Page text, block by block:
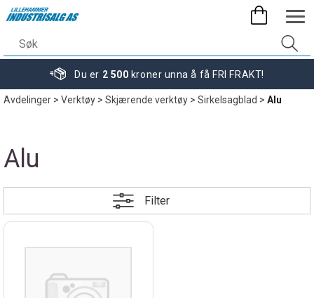
Du er 2 500 kroner unna å få FRI FRAKT!
Avdelinger>Verktøy>Skjærende verktøy>Sirkelsagblad>Alu
Alu
Filter